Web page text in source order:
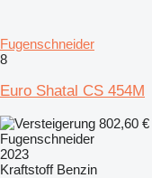
Fugenschneider
8
Euro Shatal CS 454M
802,60 €
Fugenschneider
2023
Kraftstoff Benzin